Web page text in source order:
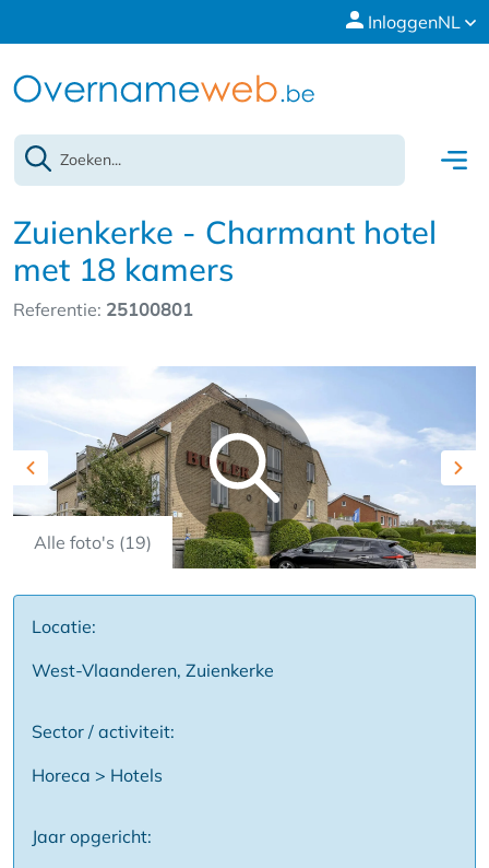
InloggenNL
Zuienkerke - Charmant hotel
met 18 kamers
Referentie: 25100801
Alle foto's (19)
Previous
Locatie:
West-Vlaanderen, Zuienkerke
Sector / activiteit:
Horeca > Hotels
Jaar opgericht: